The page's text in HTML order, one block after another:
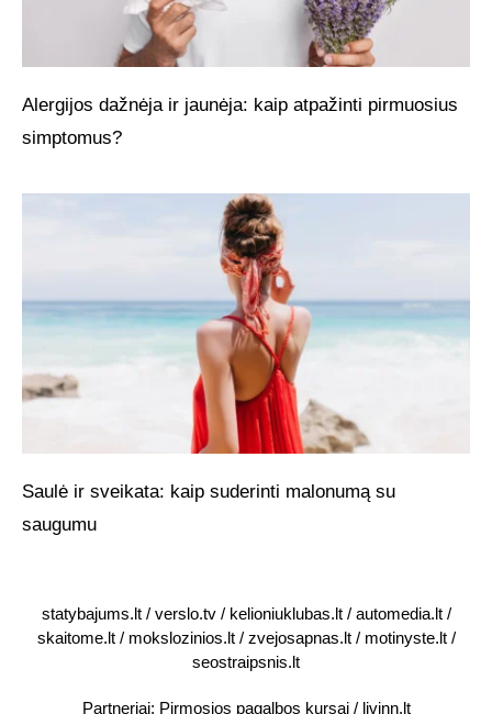
Alergijos dažnėja ir jaunėja: kaip atpažinti pirmuosius
simptomus?
Saulė ir sveikata: kaip suderinti malonumą su
saugumu
statybajums.lt/ verslo.tv/ kelioniuklubas.lt/ automedia.lt/
skaitome.lt/ mokslozinios.lt/ zvejosapnas.lt/ motinyste.lt/
seostraipsnis.lt
Partneriai: Pirmosios pagalbos kursai/ livinn.lt